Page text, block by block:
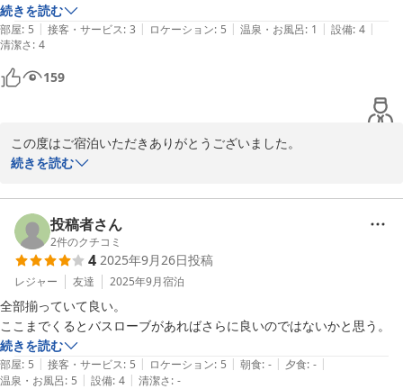
続きを読む
部屋: 5 | 接客・サービス: 3 | ロケーション: 5 | 温泉・お風呂: 1 | 設備: 4 |
清潔さ: 4
159
この度はご宿泊いただきありがとうございました。
快適にお過ごし頂けておりましたら大変嬉しく思います。
うございました！
ＪＲ Ｍｏｂｉｌｅ Ｉｎｎ Ｓａｐｐｏｒｏ ｋｏｔｏｎｉ
2025-11-15
続きを読む
投稿者さん
2件のクチコミ
4 2025年9月26日投稿
レジャー 友達 2025年9月宿泊
全部揃っていて良い。
ここまでくるとバスローブがあればさらに良いのではないかと思う。
続きを読む
部屋: 5 | 接客・サービス: 5 | ロケーション: 5 | 朝食: - | 夕食: - |
温泉・お風呂: 5 | 設備: 4 | 清潔さ: -